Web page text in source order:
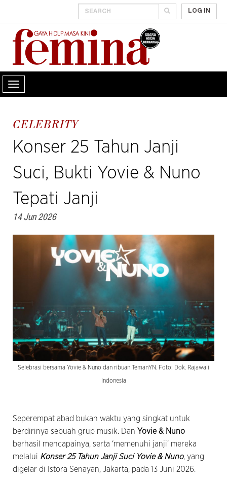
LOG IN
CELEBRITY
Konser 25 Tahun Janji
Suci, Bukti Yovie & Nuno
Tepati Janji
14 Jun 2026
Selebrasi bersama Yovie & Nuno dan ribuan TemanYN. Foto: Dok. Rajawali
Indonesia
Seperempat abad bukan waktu yang singkat untuk
berdirinya sebuah grup musik. Dan Yovie & Nuno
berhasil mencapainya, serta ‘memenuhi janji’ mereka
melalui Konser 25 Tahun Janji Suci Yovie & Nuno, yang
digelar di Istora Senayan, Jakarta, pada 13 Juni 2026.